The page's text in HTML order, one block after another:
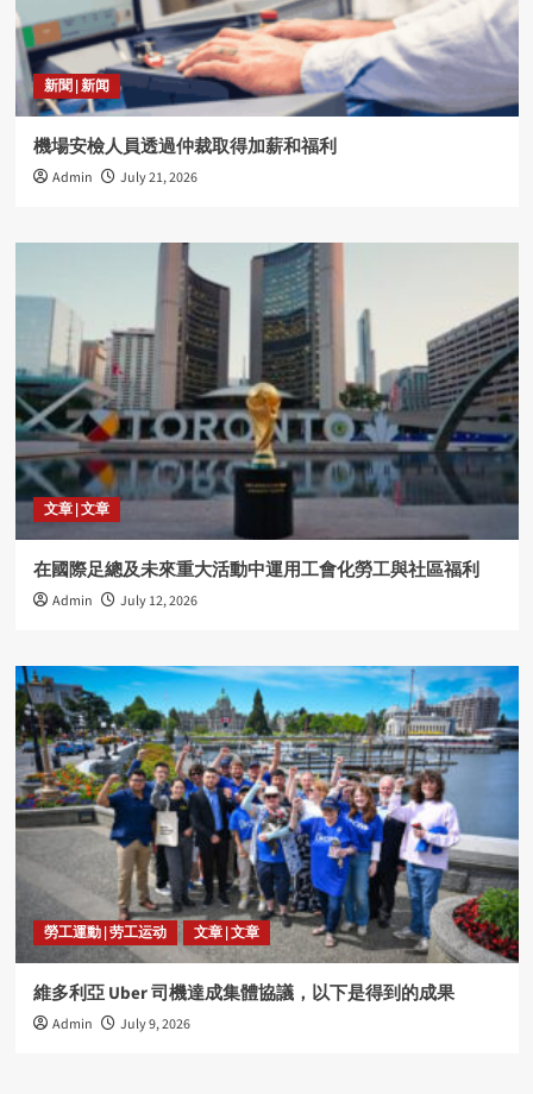
新聞 | 新闻
機場安檢人員透過仲裁取得加薪和福利
Admin July 21, 2026
文章 | 文章
在國際足總及未來重大活動中運用工會化勞工與社區福利
Admin July 12, 2026
勞工運動 | 劳工运动 文章 | 文章
維多利亞 Uber 司機達成集體協議，以下是得到的成果
Admin July 9, 2026